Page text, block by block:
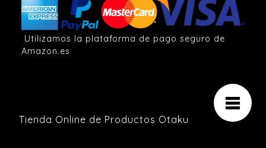
Utilizamos la plataforma de pago seguro de
Amazon.es
Tienda Online de Productos Otaku